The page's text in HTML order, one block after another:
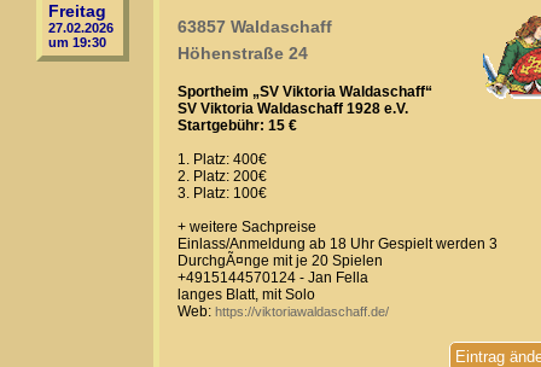
Freitag
27.02.2026
um 19:30
63857 Waldaschaff
Höhenstraße 24
Sportheim „SV Viktoria Waldaschaff“
SV Viktoria Waldaschaff 1928 e.V.
Startgebühr: 15 €
1. Platz: 400€
2. Platz: 200€
3. Platz: 100€
+ weitere Sachpreise
Einlass/Anmeldung ab 18 Uhr Gespielt werden 3
DurchgÃ¤nge mit je 20 Spielen
+4915144570124 - Jan Fella
langes Blatt, mit Solo
Web: https://viktoriawaldaschaff.de/
Eintrag